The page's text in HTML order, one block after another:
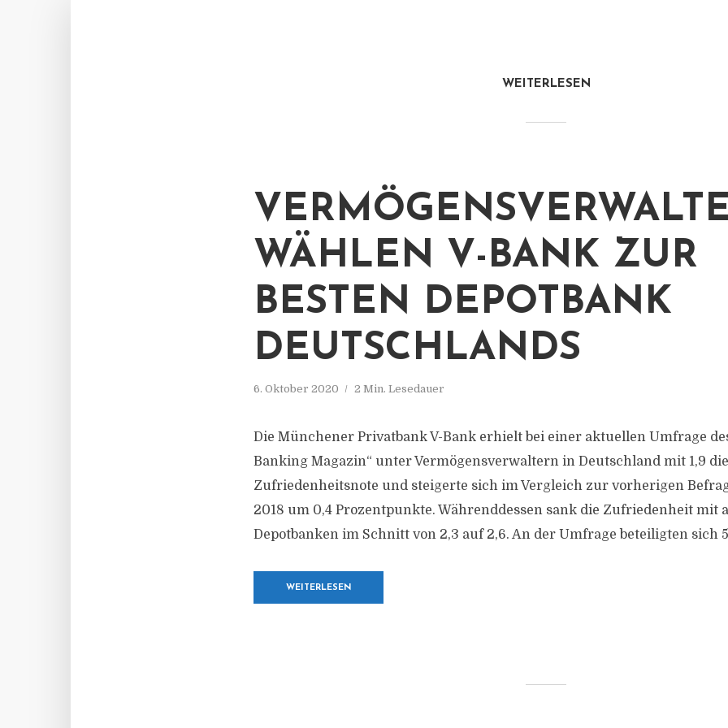
WEITERLESEN
WÄHLEN V-BANK ZUR
BESTEN DEPOTBANK
DEUTSCHLANDS
6. Oktober 2020 2 Min. Lesedauer
Die Münchener Privatbank V-Bank erhielt bei einer aktuellen Umfrage
Banking Magazin“ unter Vermögensverwaltern in Deutschland mit 1,9
Zufriedenheitsnote und steigerte sich im Vergleich zur vorherigen
2018 um 0,4 Prozentpunkte. Währenddessen sank die Zufriedenheit mit
Depotbanken im Schnitt von 2,3 auf 2,6. An der Umfrage beteiligten sich
WEITERLESEN